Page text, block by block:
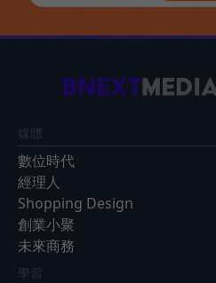
媒體
數位時代
經理人
Shopping Design
創業小聚
未來商務
學習